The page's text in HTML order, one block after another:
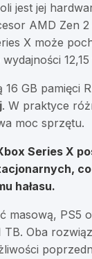
jest jej
AMD Zen
X może
GB pamięci
. W praktyce
moc sprzętu.
Series X
hałasu.
masową, PS5
Oba